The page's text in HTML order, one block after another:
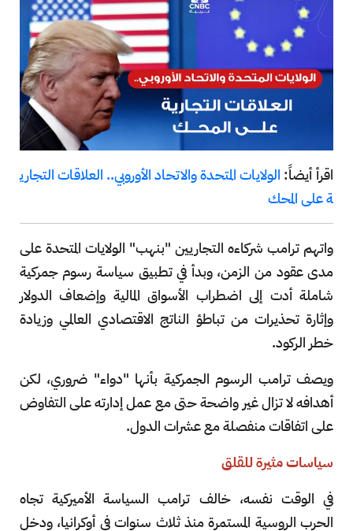
اقرأ أيضاً: الولايات المتحدة والاتحاد الأوروبي.. العلاقات التجاري
ة على المحك
واتهم ترامب شركاءه التجاريين "بنهب" الولايات المتحدة على
مدى عقود من الزمن، وبدأ في تطبيق سياسة رسوم جمركية
شاملة أدت إلى اضطراب الأسواق المالية وإضعاف الدولار
وإثارة تحذيرات من تباطؤ الناتج الاقتصادي العالمي وزيادة
خطر الركود.
ويصف ترامب الرسوم الجمركية بأنها "دواء" ضروري، لكن
أهدافه لا تزال غير واضحة حتى مع عمل إدارته على التفاوض
على اتفاقات منفصلة مع عشرات الدول.
سياسات مثيرة للقلق
في الوقت نفسه، خالف ترامب السياسة الأميركية تجاه
الحرب الروسية المستمرة منذ ثلاث سنوات في أوكرانيا، ودخل